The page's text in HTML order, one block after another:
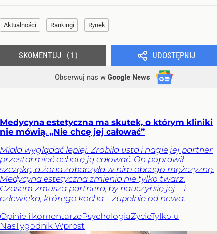
Aktualności Rankingi Rynek
UDOSTĘPNIJ
Obserwuj nas w Google News
SKOMENTUJ 1
Medycyna estetyczna ma skutek, o którym kliniki
nie mówią. „Nie chcę jej całować”
Miała wyglądać lepiej. Zrobiła usta i nagle jej partner
przestał mieć ochotę ją całować. On poprawił
szczękę, a żona zobaczyła w nim obcego mężczyznę.
Medycyna estetyczna zmienia nie tylko twarz.
Czasem zmusza partnera, by nauczył się jej – i
człowieka, którego kocha – zupełnie od nowa.
Opinie i komentarzePsychologiaŻycieTylko u
NasTygodnik Wprost